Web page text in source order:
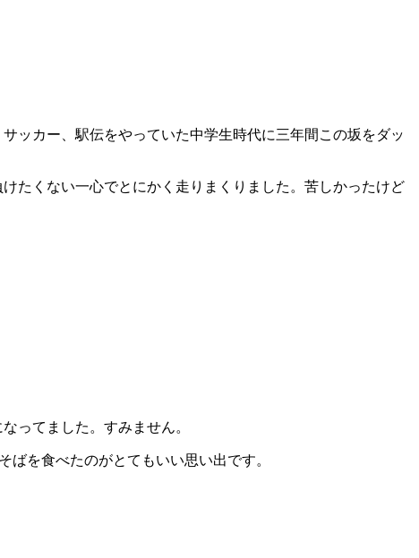
ッカー、駅伝をやっていた中学生時代に三年間この坂をダッ
たくない一心でとにかく走りまくりました。苦しかったけど
ってました。すみません。
を食べたのがとてもいい思い出です。